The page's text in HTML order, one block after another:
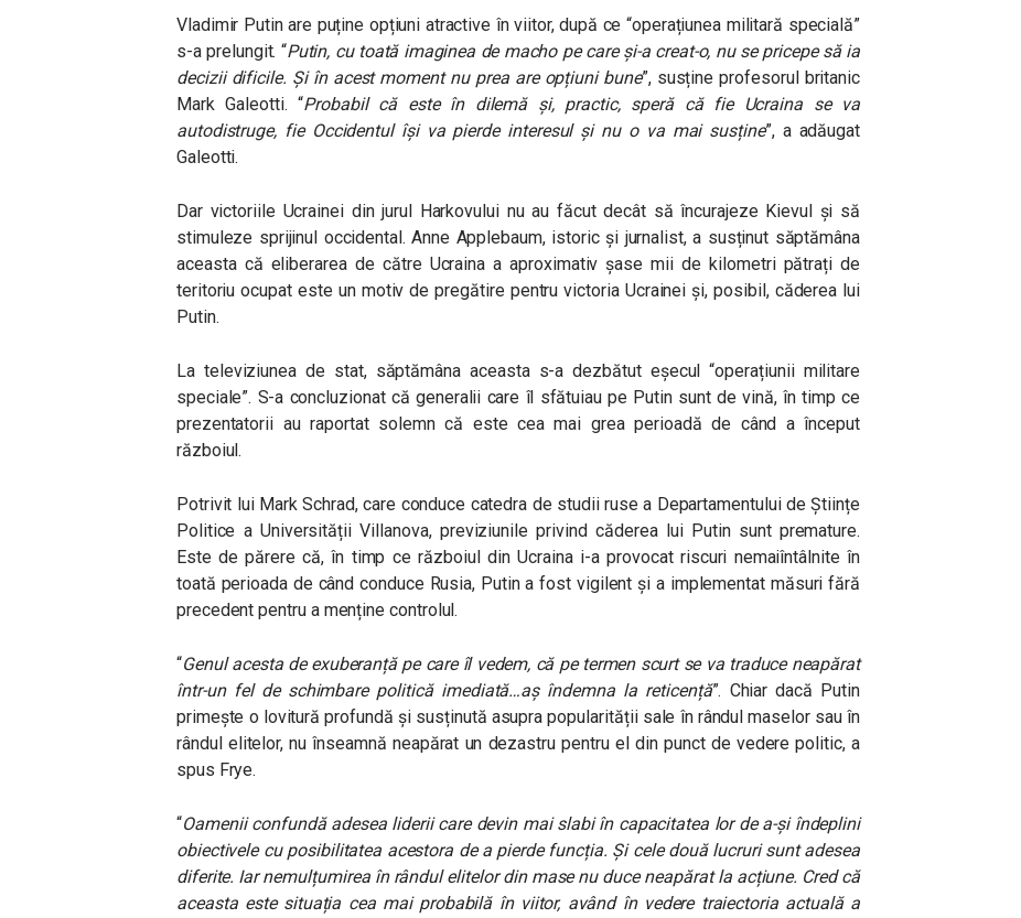
Vladimir Putin are puține opțiuni atractive în viitor, după ce “operațiunea militară specială”
s-a prelungit. “Putin, cu toată imaginea de macho pe care și-a creat-o, nu se pricepe să ia
decizii dificile. Și în acest moment nu prea are opțiuni bune”, susține profesorul britanic
Mark Galeotti. “Probabil că este în dilemă și, practic, speră că fie Ucraina se va
autodistruge, fie Occidentul își va pierde interesul și nu o va mai susține”, a adăugat
Galeotti.
Dar victoriile Ucrainei din jurul Harkovului nu au făcut decât să încurajeze Kievul și să
stimuleze sprijinul occidental. Anne Applebaum, istoric și jurnalist, a susținut săptămâna
aceasta că eliberarea de către Ucraina a aproximativ șase mii de kilometri pătrați de
teritoriu ocupat este un motiv de pregătire pentru victoria Ucrainei și, posibil, căderea lui
Putin.
La televiziunea de stat, săptămâna aceasta s-a dezbătut eșecul “operațiunii militare
speciale”. S-a concluzionat că generalii care îl sfătuiau pe Putin sunt de vină, în timp ce
prezentatorii au raportat solemn că este cea mai grea perioadă de când a început
războiul.
Potrivit lui Mark Schrad, care conduce catedra de studii ruse a Departamentului de Științe
Politice a Universității Villanova, previziunile privind căderea lui Putin sunt premature.
Este de părere că, în timp ce războiul din Ucraina i-a provocat riscuri nemaiîntâlnite în
toată perioada de când conduce Rusia, Putin a fost vigilent și a implementat măsuri fără
precedent pentru a menține controlul.
“Genul acesta de exuberanță pe care îl vedem, că pe termen scurt se va traduce neapărat
într-un fel de schimbare politică imediată…aș îndemna la reticență”. Chiar dacă Putin
primește o lovitură profundă și susținută asupra popularității sale în rândul maselor sau în
rândul elitelor, nu înseamnă neapărat un dezastru pentru el din punct de vedere politic, a
spus Frye.
“Oamenii confundă adesea liderii care devin mai slabi în capacitatea lor de a-și îndeplini
obiectivele cu posibilitatea acestora de a pierde funcția. Și cele două lucruri sunt adesea
diferite. Iar nemulțumirea în rândul elitelor din mase nu duce neapărat la acțiune. Cred că
aceasta este situația cea mai probabilă în viitor, având în vedere traiectoria actuală a